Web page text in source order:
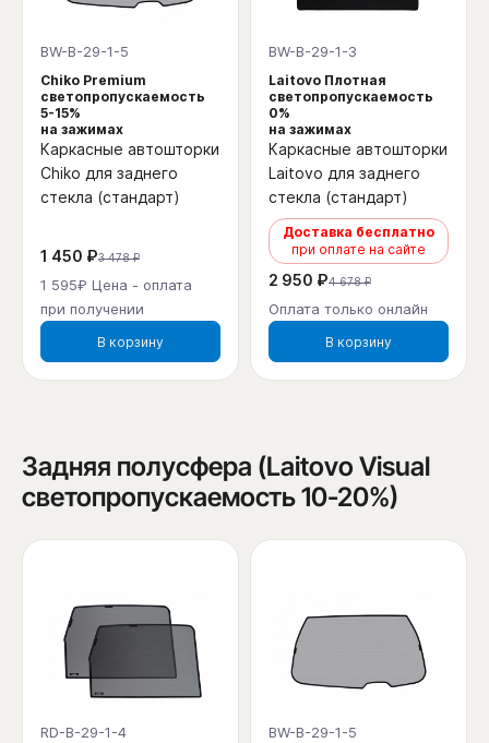
BW-B-29-1-5
Chiko Premium
светопропускаемость
5-15%
на зажимах
Каркасные автошторки
Chiko для заднего
стекла (стандарт)
1 450 ₽3 478 ₽
1 595₽ Цена - оплата
при получении
В корзину
BW-B-29-1-3
Laitovo Плотная
светопропускаемость
0%
на зажимах
Каркасные автошторки
Laitovo для заднего
стекла (стандарт)
Доставка бесплатно
при оплате на сайте
2 950 ₽4 678 ₽
Оплата только онлайн
В корзину
Задняя полусфера (Laitovo Visual
светопропускаемость 10-20%)
RD-B-29-1-4 BW-B-29-1-5